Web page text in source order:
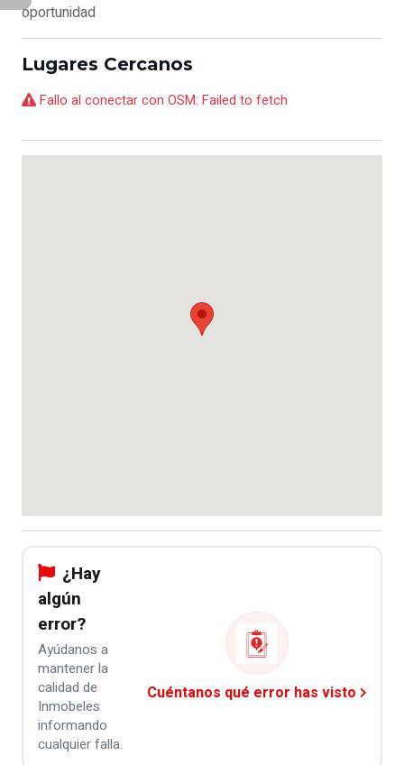
oportunidad
Lugares Cercanos
Fallo al conectar con OSM: Failed to fetch
¿Hay
algún
error?
Ayúdanos a
mantener la
calidad de
Inmobeles
informando
cualquier falla.
Cuéntanos qué error has visto